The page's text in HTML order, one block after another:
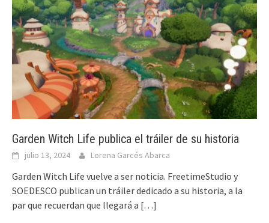
Garden Witch Life publica el tráiler de su historia
julio 13, 2024 Lorena Garcés Abarca
Garden Witch Life vuelve a ser noticia. FreetimeStudio y
SOEDESCO publican un tráiler dedicado a su historia, a la
par que recuerdan que llegará a […]